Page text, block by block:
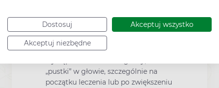
Dostosuj Akceptuj wszystko
Akceptuj niezbędne
Należy skontaktować się ze swoim lekarzem
przed rozpoczęciem przyjmowania leku
Enarenal w przypadku:
„pustki” w głowie, szczególnie na
początku leczenia lub po zwiększeniu